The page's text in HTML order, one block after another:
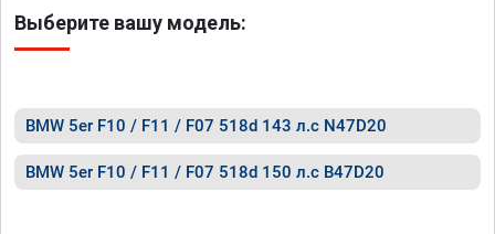
Выберите вашу модель:
BMW 5er F10 / F11 / F07 518d 143 л.с N47D20
BMW 5er F10 / F11 / F07 518d 150 л.с B47D20